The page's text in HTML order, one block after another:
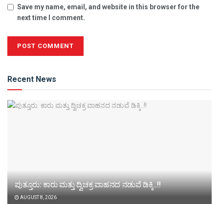
Save my name, email, and website in this browser for the
next time I comment.
Recent News
ಪುತ್ತೂರು: ಕಾರು ಮತ್ತು ದ್ವಿಚಕ್ರ ವಾಹನದ ನಡುವೆ ಡಿಕ್ಕಿ..!!
AUGUST 8, 2026